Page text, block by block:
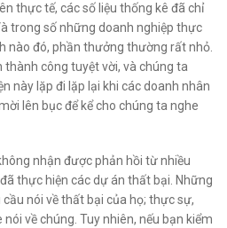
thực tế, các số liệu thống kê đã chỉ
trong số những doanh nghiệp thực
nào đó, phần thưởng thường rất nhỏ.
công tuyệt vời, và chúng ta
này lặp đi lặp lại khi các doanh nhân
lên bục để kể cho chúng ta nghe
nhận được phản hồi từ nhiều
thực hiện các dự án thất bại. Những
nói về thất bại của họ; thực sự,
về chúng. Tuy nhiên, nếu bạn kiểm